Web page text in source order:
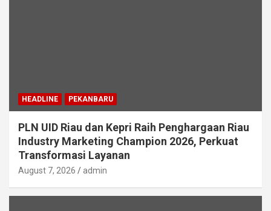
HEADLINE PEKANBARU
PLN UID Riau dan Kepri Raih Penghargaan Riau
Industry Marketing Champion 2026, Perkuat
Transformasi Layanan
August 7, 2026 admin